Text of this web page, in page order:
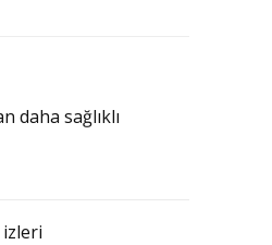
daha sağlıklı
izleri